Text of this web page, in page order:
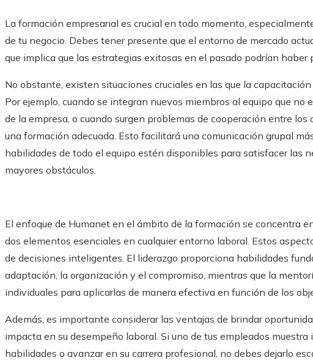
La formación empresarial es crucial en todo momento,
de tu negocio. Debes tener presente que el entorno de mercado
que implica que las estrategias exitosas en el pasado podrían haber
No obstante, existen situaciones cruciales en las que la
Por ejemplo, cuando se integran nuevos miembros al equipo que
de la empresa, o cuando surgen problemas de cooperación entre
una formación adecuada. Esto facilitará una comunicación grupal
habilidades de todo el equipo estén disponibles para satisfacer las
mayores obstáculos.
El enfoque de Humanet en el ámbito de la formación se concentra
dos elementos esenciales en cualquier entorno laboral. Estos
de decisiones inteligentes. El liderazgo proporciona habilidades
adaptación, la organización y el compromiso, mientras que la
individuales para aplicarlas de manera efectiva en función de los
Además, es importante considerar las ventajas de brindar
impacta en su desempeño laboral. Si uno de tus empleados
habilidades o avanzar en su carrera profesional, no debes dejarlo